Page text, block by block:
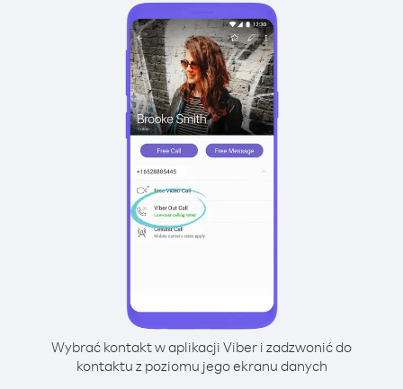
Wybrać kontakt w aplikacji Viber i zadzwonić do
kontaktu z poziomu jego ekranu danych